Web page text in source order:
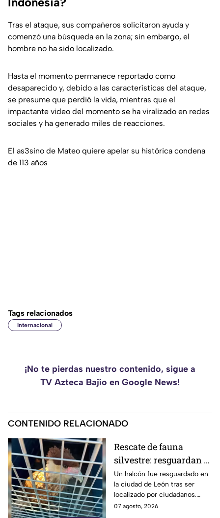
Tras el ataque, sus compañeros solicitaron ayuda y
comenzó una búsqueda en la zona; sin embargo, el
hombre no ha sido localizado.
Hasta el momento permanece reportado como
desaparecido y, debido a las características del ataque,
se presume que perdió la vida, mientras que el
impactante video del momento se ha viralizado en redes
sociales y ha generado miles de reacciones.
El as3sino de Mateo quiere apelar su histórica condena
de 113 años
Tags relacionados
Internacional
¡No te pierdas nuestro contenido, sigue a
TV Azteca Bajío en Google News!
CONTENIDO RELACIONADO
Rescate de fauna
silvestre: resguardan a
halcón localizado en la
ciudad de León
Un halcón fue resguardado en
la ciudad de León tras ser
localizado por ciudadanos.
Autoridades de Protección
07 agosto, 2026